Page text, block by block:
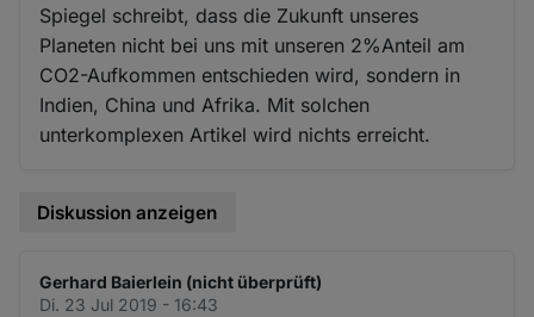
Spiegel schreibt, dass die Zukunft unseres
Planeten nicht bei uns mit unseren 2%Anteil am
CO2-Aufkommen entschieden wird, sondern in
Indien, China und Afrika. Mit solchen
unterkomplexen Artikel wird nichts erreicht.
Diskussion anzeigen
Gerhard Baierlein (nicht überprüft)
Di. 23 Jul 2019 - 16:43